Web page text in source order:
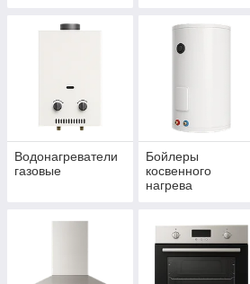
Водонагреватели
газовые
Бойлеры
косвенного
нагрева